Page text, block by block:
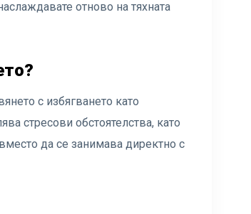
отново на тяхната
с избягването като
стресови обстоятелства, като
да се занимава директно с